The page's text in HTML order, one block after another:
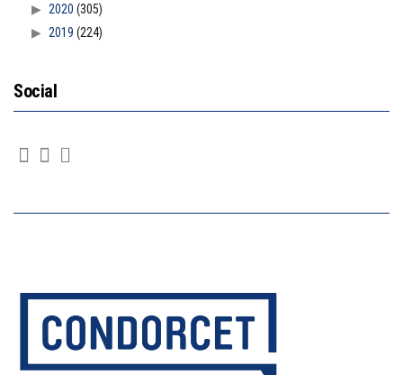
2020 (305)
2019 (224)
Social